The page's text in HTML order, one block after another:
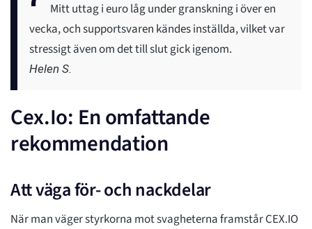
Mitt uttag i euro låg under granskning i över en
vecka, och supportsvaren kändes inställda, vilket var
stressigt även om det till slut gick igenom.
Helen S.
Cex.Io: En omfattande
rekommendation
Att väga för- och nackdelar
När man väger styrkorna mot svagheterna framstår CEX.IO